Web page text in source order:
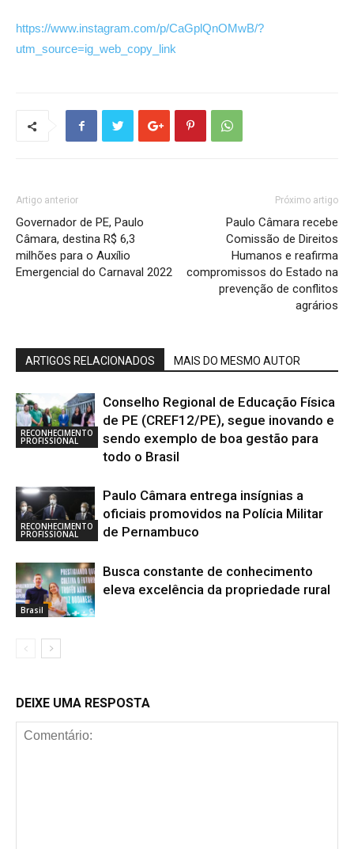
https://www.instagram.com/p/CaGplQnOMwB/?
utm_source=ig_web_copy_link
Artigo anterior
Governador de PE, Paulo
Câmara, destina R$ 6,3
milhões para o Auxílio
Emergencial do Carnaval 2022
Próximo artigo
Paulo Câmara recebe
Comissão de Direitos
Humanos e reafirma
compromissos do Estado na
prevenção de conflitos
agrários
ARTIGOS RELACIONADOS MAIS DO MESMO AUTOR
RECONHECIMENTO
PROFISSIONAL
Conselho Regional de Educação Física
de PE (CREF12/PE), segue inovando e
sendo exemplo de boa gestão para
todo o Brasil
RECONHECIMENTO
PROFISSIONAL
Paulo Câmara entrega insígnias a
oficiais promovidos na Polícia Militar
de Pernambuco
Brasil
Busca constante de conhecimento
eleva excelência da propriedade rural
DEIXE UMA RESPOSTA